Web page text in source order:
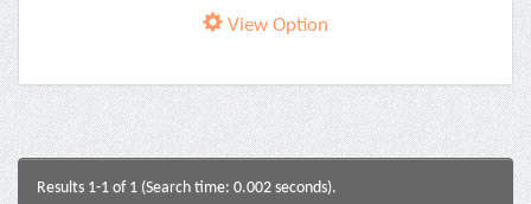
View Option
Results 1-1 of 1 (Search time: 0.002 seconds).